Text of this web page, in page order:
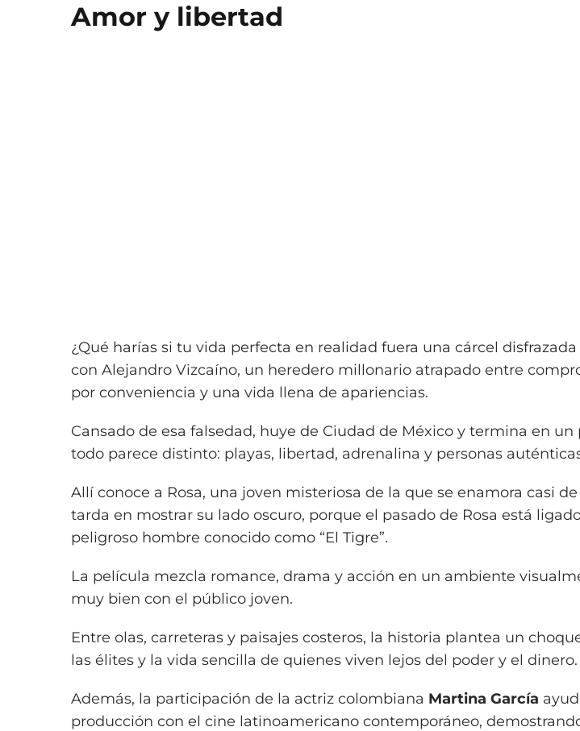
Amor y libertad
¿Qué harías si tu vida perfecta en realidad fuera una cárcel disfrazada
con Alejandro Vizcaíno, un heredero millonario atrapado entre
por conveniencia y una vida llena de apariencias.
Cansado de esa falsedad, huye de Ciudad de México y termina en
todo parece distinto: playas, libertad, adrenalina y personas
Allí conoce a Rosa, una joven misteriosa de la que se enamora casi
tarda en mostrar su lado oscuro, porque el pasado de Rosa está
peligroso hombre conocido como “El Tigre”.
La película mezcla romance, drama y acción en un ambiente
muy bien con el público joven.
Entre olas, carreteras y paisajes costeros, la historia plantea un
las élites y la vida sencilla de quienes viven lejos del poder y el dinero.
Además, la participación de la actriz colombiana Martina García
producción con el cine latinoamericano contemporáneo,